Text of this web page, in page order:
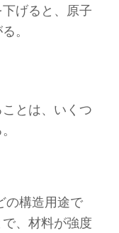
げると、原子
。
とは、いくつ
の構造用途で
、材料が強度